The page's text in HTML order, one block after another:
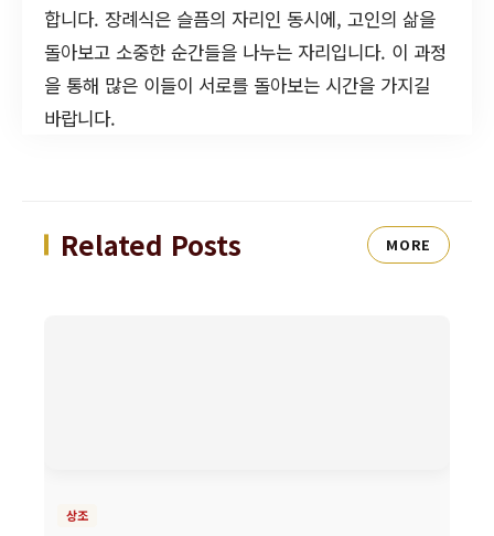
합니다. 장례식은 슬픔의 자리인 동시에, 고인의 삶을
돌아보고 소중한 순간들을 나누는 자리입니다. 이 과정
을 통해 많은 이들이 서로를 돌아보는 시간을 가지길
바랍니다.
Related Posts MORE
상조